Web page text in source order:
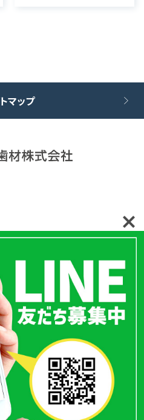
検索する
マップ
0015
上野1丁目15-3
FAX.03-3833-3989
co.LTD All Rights Reserved.